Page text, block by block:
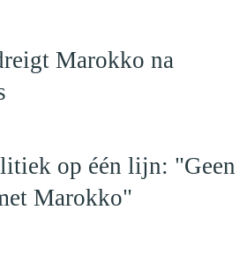
Marokko na
op één lijn: "Geen
Marokko"